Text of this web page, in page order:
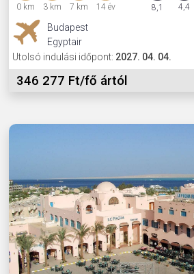
0 km 3 km 7 km 14 év 8,1 4,4
Budapest
Egyptair
Utolsó indulási időpont: 2027. 04. 04.
346 277 Ft/fő ártól